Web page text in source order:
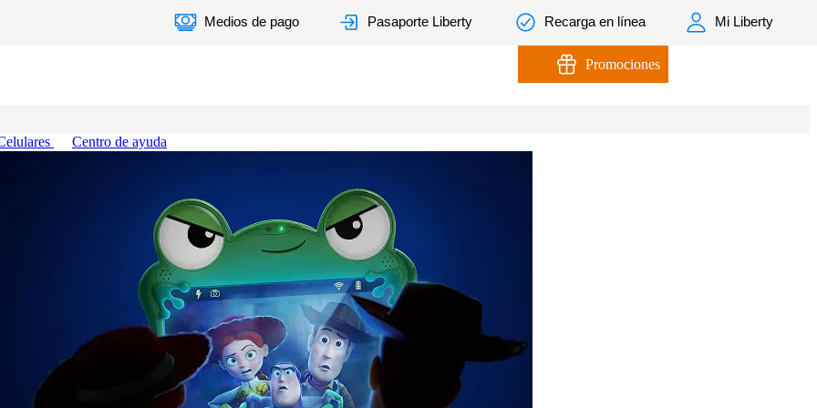
Centro de ayuda
Medios de pago Pasaporte Liberty Recarga en línea Mi Liberty